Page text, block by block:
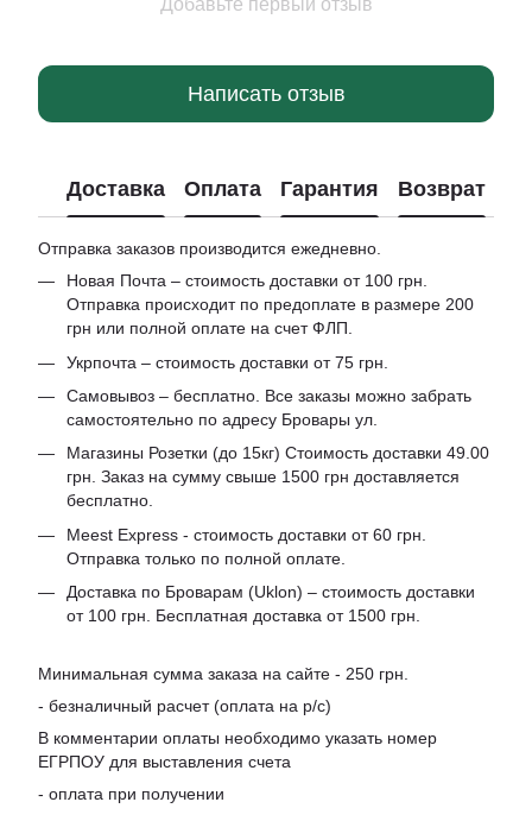
Добавьте первый отзыв
Написать отзыв
Доставка Оплата Гарантия Возврат
Отправка заказов производится ежедневно.
Новая Почта – стоимость доставки от 100 грн.
Отправка происходит по предоплате в размере 200
грн или полной оплате на счет ФЛП.
Укрпочта – стоимость доставки от 75 грн.
Самовывоз – бесплатно. Все заказы можно забрать
самостоятельно по адресу Бровары ул.
Магазины Розетки (до 15кг) Стоимость доставки 49.00
грн. Заказ на сумму свыше 1500 грн доставляется
бесплатно.
Meest Express - стоимость доставки от 60 грн.
Отправка только по полной оплате.
Доставка по Броварам (Uklon) – стоимость доставки
от 100 грн. Бесплатная доставка от 1500 грн.
Минимальная сумма заказа на сайте - 250 грн.
- безналичный расчет (оплата на р/с)
В комментарии оплаты необходимо указать номер
ЕГРПОУ для выставления счета
- оплата при получении